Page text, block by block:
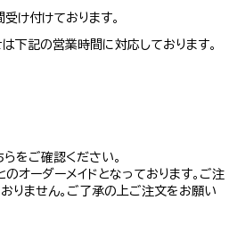
け付けております。
下記の営業時間に対応しております。
らをご確認ください。
オーダーメイドとなっております。ご注
りません。ご了承の上ご注文をお願い